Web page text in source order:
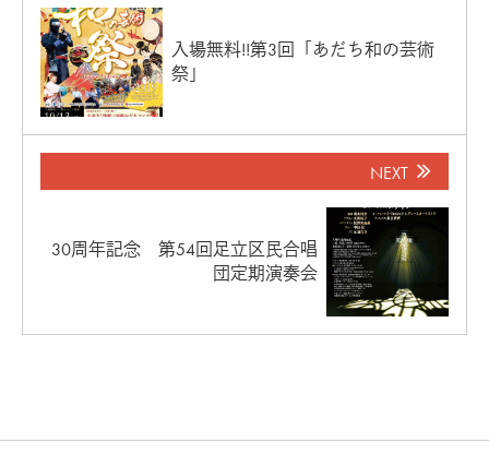
入場無料!!第3回「あだち和の芸術
祭」
NEXT
30周年記念 第54回足立区民合唱
団定期演奏会